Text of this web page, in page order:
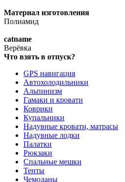
Материал изготовления
Полиамид
catname
Верёвка
Что взять в отпуск?
GPS навигация
Автохолодильники
Альпинизм
Гамаки и кровати
Коврики
Купальники
Надувные кровати, матрасы
Надувные лодки
Палатки
Рюкзаки
Спальные мешки
Тенты
Чемоданы